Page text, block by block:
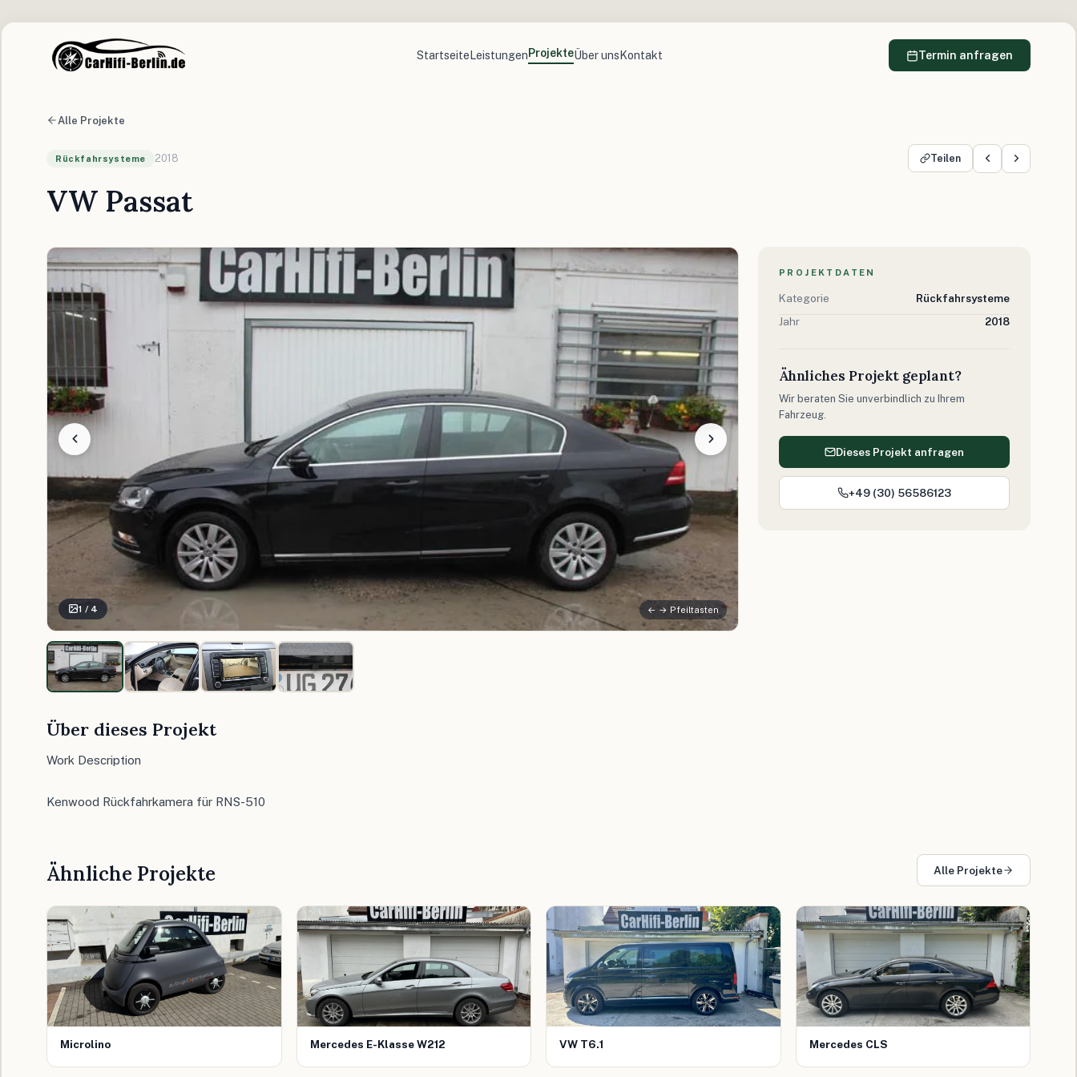
Startseite LeistungenProjekteÜber uns Kontakt Termin anfragen
Alle Projekte
Rückfahrsysteme 2018 Teilen
VW Passat
1 / 4 ← → Pfeiltasten
Über dieses Projekt
Work Description
Kenwood Rückfahrkamera für RNS-510
PROJEKTDATEN
Kategorie
Rückfahrsysteme
Jahr
2018
Ähnliches Projekt geplant?
Wir beraten Sie unverbindlich zu Ihrem
Fahrzeug.
Dieses Projekt anfragen
+49 (30) 56586123
Ähnliche Projekte Alle Projekte
Microlino Mercedes E-Klasse W212 VW T6.1 Mercedes CLS